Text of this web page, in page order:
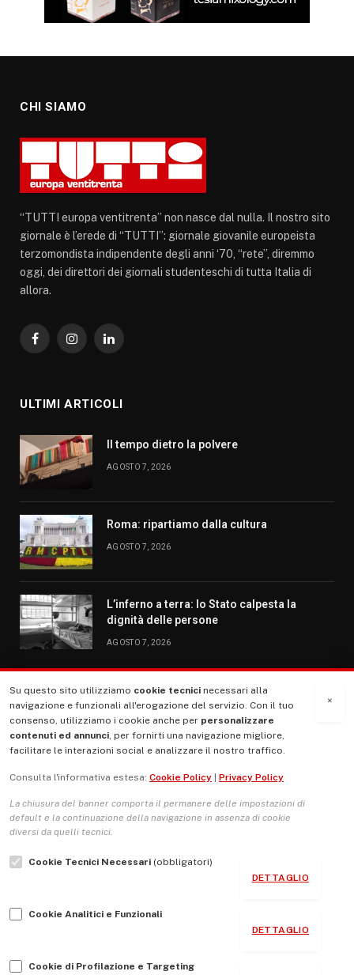
CHI SIAMO
“TUTTI europa ventitrenta” non nasce dal nulla. Il nostro sito
giornale è l’erede di “TUTTI”: giornale giovanile europeista
terzomondista indipendente degli anni ‘70, “rete”, diremmo
oggi, dei direttori dei giornali studenteschi di tutta Italia di
allora.
FacebookInstagramLinkedIn
ULTIMI ARTICOLI
Il tempo dietro la polvere
AGOSTO 7, 2026
Roma: ripartiamo dalla cultura
AGOSTO 7, 2026
L’inferno a terra: lo Stato calpesta la
dignità delle persone
AGOSTO 7, 2026
MENU
La Nostra Storia
Le Copertine
L’Associazione
Indirizzo Socio Politico Culturale
Guida per le autrici e gli autori
×
Su questo sito utilizziamo cookie tecnici necessari alla
navigazione e funzionali all'erogazione del servizio. Con il tuo
consenso, utilizziamo i cookie anche per personalizzare
contenuti ed annunci, per fornirti una navigazione migliore,
facilitare le interazioni social e analizzare il nostro traffico.
Consulta l'informativa estesa: Cookie Policy Privacy Policy
La chiusura del banner comporta il permanere delle impostazioni di
default e la continuazione della navigazione in assenza di cookie
diversi da quelli tecnici.
Cookie Tecnici Necessari (obbligatori)
DETTAGLIO
Cookie Analitici e Funzionali
DETTAGLIO
Cookie di Profilazione e Targeting